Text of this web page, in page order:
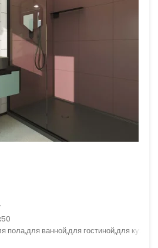
пола,для ванной,для гостиной,для кухни